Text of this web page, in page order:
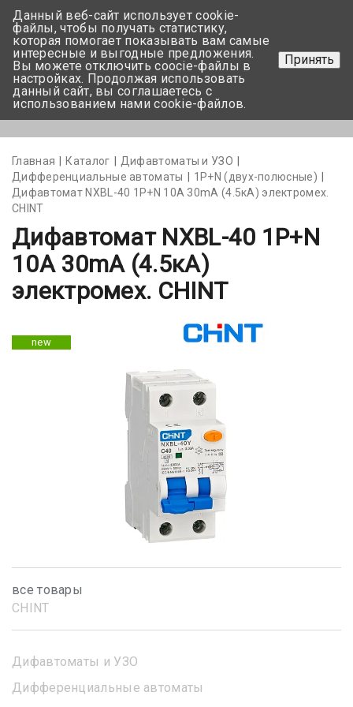
+375 17-350-99-56
+375 44-752-82-08
Задать вопрос
Главная Каталог
Дифавтоматы и УЗО
Дифференциальные автоматы
1Р+N (двух-полюсные)
Дифавтомат NXBL-40 1P+N 10А 30mA (4.5кА) электромех.
CHINT
Дифавтомат NXBL-40 1P+N
10А 30mA (4.5кА)
электромех. CHINT
new
все товары
CHINT
Дифавтоматы и УЗО
Дифференциальные автоматы
Данный веб-сайт использует cookie-
файлы, чтобы получать статистику,
которая помогает показывать вам самые
интересные и выгодные предложения.
Вы можете отключить coocie-файлы в
настройках. Продолжая использовать
данный сайт, вы соглашаетесь с
использованием нами cookie-файлов.
Принять